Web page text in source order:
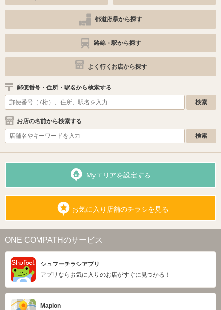
都道府県から探す
路線・駅から探す
よく行くお店から探す
郵便番号・住所・駅名から検索する
お店の名前から検索する
Myエリアを設定する
お気に入り店舗のチラシを見る
ONE COMPATHのサービス
シュフーチラシアプリ
アプリならお気に入りのお店がすぐに見つかる！
Mapion